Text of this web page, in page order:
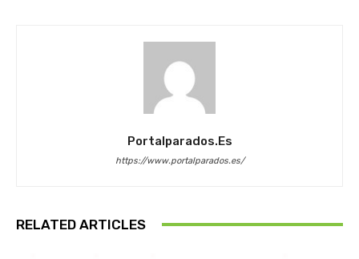
Portalparados.es
https://www.portalparados.es/
RELATED ARTICLES